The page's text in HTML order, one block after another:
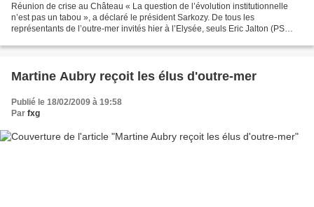
Réunion de crise au Château « La question de l’évolution institutionnelle
n’est pas un tabou », a déclaré le président Sarkozy. De tous les
représentants de l’outre-mer invités hier à l’Elysée, seuls Eric Jalton (PS
Martine Aubry reçoit les élus d'outre-mer
Publié le 18/02/2009 à 19:58
Par fxg